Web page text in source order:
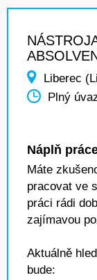
Liberec
Plný
Náplň
Máte
pracovat ve
práci rádi
zajímavou
Aktuálně
bude: